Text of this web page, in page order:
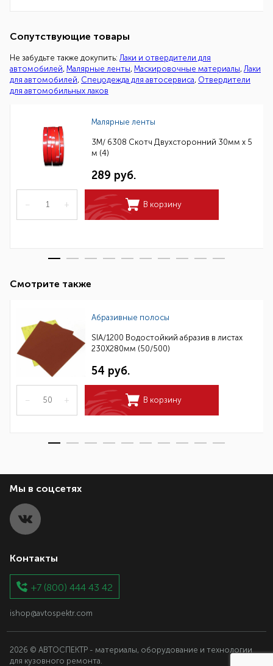
Сопутствующие товары
Не забудьте также докупить: Лаки и отвердители для
автомобилей, Малярные ленты, Маскировочные материалы, Лаки
для автомобилей, Спецодежда для автосервиса, Отвердители
для автомобильных лаков
Малярные ленты
3M/ 6308 Скотч Двухсторонний 30мм х 5
м (4)
289 руб.
– + В корзину
Смотрите также
Абразивные полосы
SIA/1200 Водостойкий абразив в листах
230Х280мм (50/500)
54 руб.
– + В корзину
Мы в соцсетях
Контакты
+7 (800) 444 43 42
ishop@avtospektr.com
2026 © АВТОСПЕКТР - материалы, оборудование и технологии
для кузовного ремонта.